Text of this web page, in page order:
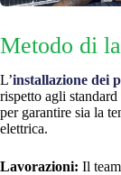
Metodo di
L’installazione dei
rispetto agli
per garantire sia la
elettrica.
Lavorazioni: Il